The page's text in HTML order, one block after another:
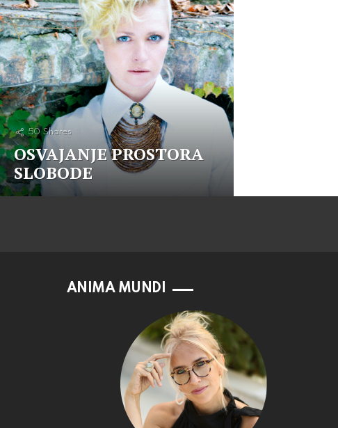
50 Shares
OSVAJANJE PROSTORA
SLOBODE
ANIMA MUNDI